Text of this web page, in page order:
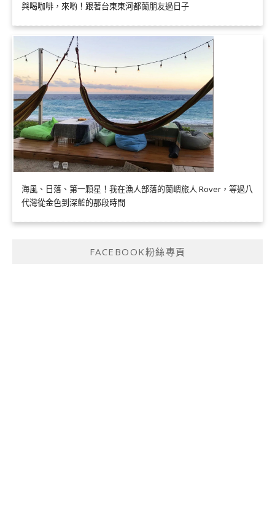
與喝咖啡，來喲！跟著台東東河都蘭朋友過日子
海風、日落、第一顆星！我在漁人部落的蘭嶼旅人 Rover，等過八
代灣從金色到深藍的那段時間
FACEBOOK粉絲專頁